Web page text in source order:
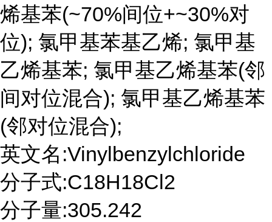
烯基苯(~70%间位+~30%对
位); 氯甲基苯基乙烯; 氯甲基
乙烯基苯; 氯甲基乙烯基苯(邻
间对位混合); 氯甲基乙烯基苯
(邻对位混合);
英文名:Vinylbenzylchloride
分子式:C18H18Cl2
分子量:305.242